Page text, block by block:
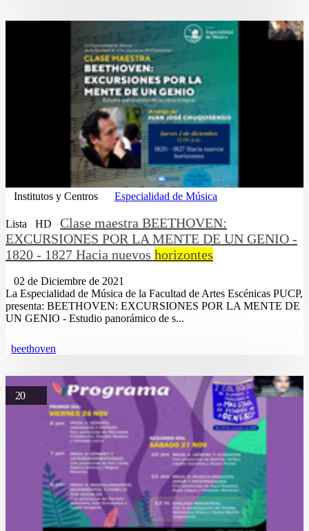
Institutos y Centros Especialidad de Música
Lista HD
Clase maestra BEETHOVEN:
EXCURSIONES POR LA MENTE DE UN GENIO -
1820 - 1827 Hacia nuevos horizontes
02 de Diciembre de 2021
La Especialidad de Música de la Facultad de Artes Escénicas PUCP,
presenta: BEETHOVEN: EXCURSIONES POR LA MENTE DE
UN GENIO - Estudio panorámico de s...
beethoven
20